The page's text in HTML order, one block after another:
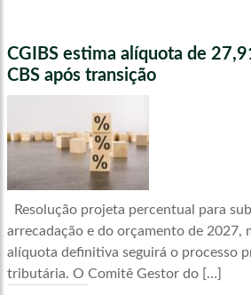
CGIBS estima alíquota de
CBS após transição
Resolução projeta percentual para
arrecadação e do orçamento de 2027,
alíquota definitiva seguirá o processo
tributária. O Comitê Gestor do […]